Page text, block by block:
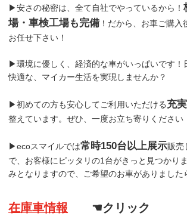
▶安さの秘密は、全て自社でやっているから！
場・車検工場も完備！だから、お車ご購入
お任せ下さい！
▶環境に優しく、経済的な車がいっぱいです！
快適な、マイカー生活を実現しませんか？
▶初めての方も安心してご利用いただける充
整えています。ぜひ、一度お立ち寄りください
▶ecoスマイルでは常時150台以上展示販売
で、お客様にピッタリの1台がきっと見つかり
みとなりますので、ご希望のお車がありました
在庫車情報 ☚クリック